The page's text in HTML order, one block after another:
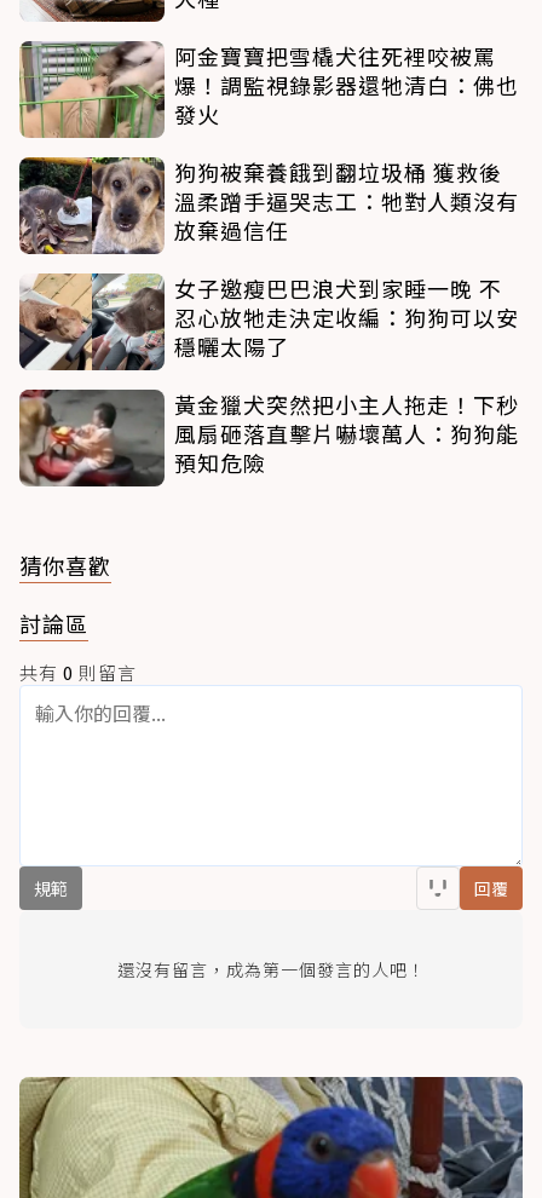
阿金寶寶把雪橇犬往死裡咬被罵
爆！調監視錄影器還牠清白：佛也
發火
狗狗被棄養餓到翻垃圾桶 獲救後
溫柔蹭手逼哭志工：牠對人類沒有
放棄過信任
女子邀瘦巴巴浪犬到家睡一晚 不
忍心放牠走決定收編：狗狗可以安
穩曬太陽了
黃金獵犬突然把小主人拖走！下秒
風扇砸落直擊片嚇壞萬人：狗狗能
預知危險
猜你喜歡
討論區
共有 0 則留言
規範 回覆
還沒有留言，成為第一個發言的人吧！